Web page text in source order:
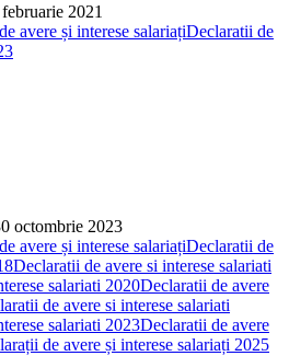
2021
avere și interese salariațiDeclaratii de
octombrie 2023
avere și interese salariațiDeclaratii de
Declaratii de avere si interese salariati
salariati 2020Declaratii de avere
de avere si interese salariati
salariati 2023Declaratii de avere
de avere și interese salariați 2025